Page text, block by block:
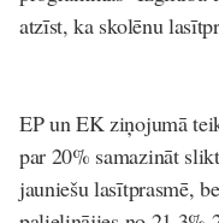
atzīst, ka skolēnu
EP un EK ziņojumā
par 20% samazināt
jauniešu lasītprasmē,